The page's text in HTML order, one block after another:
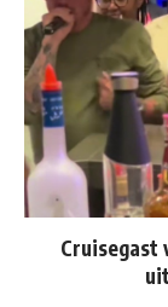
Cruisegast